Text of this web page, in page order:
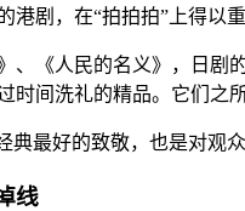
剧，在“拍拍拍”上得以
、《人民的名义》，日
时间洗礼的精品。它们之
最好的致敬，也是对观众
线